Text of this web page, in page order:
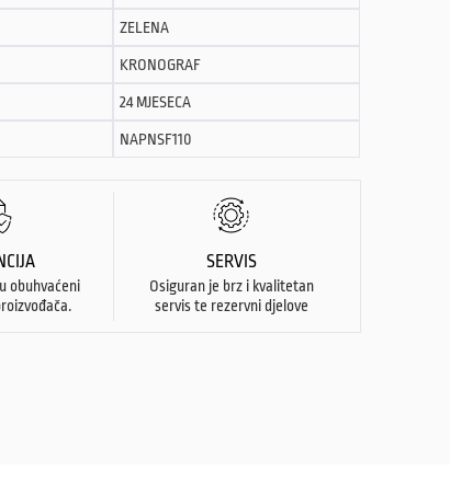
ZELENA
KRONOGRAF
24 MJESECA
NAPNSF110
obuhvaćeni
SERVIS
Osiguran je brz i kvalitetan
servis te rezervni djelove